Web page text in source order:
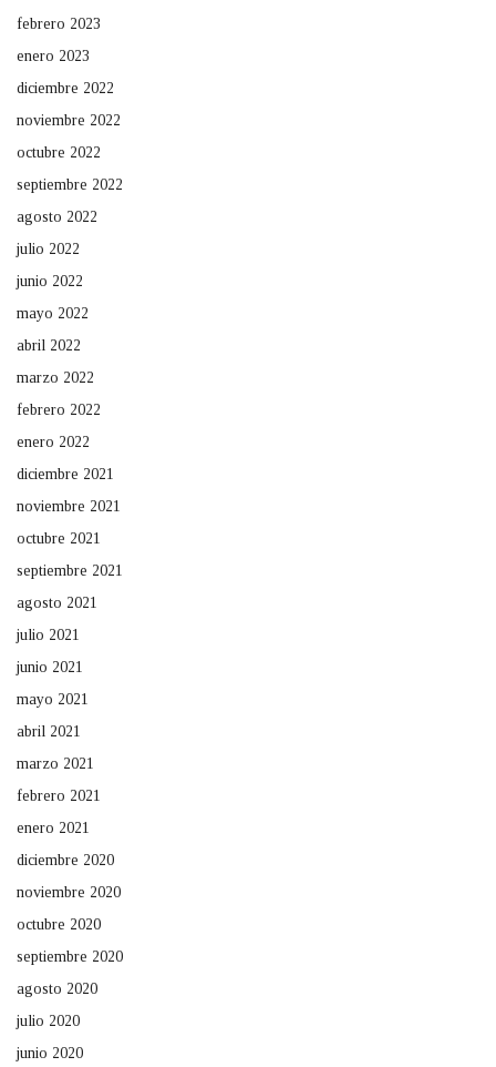
febrero 2023
enero 2023
diciembre 2022
noviembre 2022
octubre 2022
septiembre 2022
agosto 2022
julio 2022
junio 2022
mayo 2022
abril 2022
marzo 2022
febrero 2022
enero 2022
diciembre 2021
noviembre 2021
octubre 2021
septiembre 2021
agosto 2021
julio 2021
junio 2021
mayo 2021
abril 2021
marzo 2021
febrero 2021
enero 2021
diciembre 2020
noviembre 2020
octubre 2020
septiembre 2020
agosto 2020
julio 2020
junio 2020